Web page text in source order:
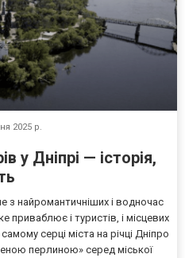
2025 р.
у Дніпрі — історія,
з найромантичніших і водночас
приваблює і туристів, і місцевих
серці міста на річці Дніпро
перлиною» серед міської